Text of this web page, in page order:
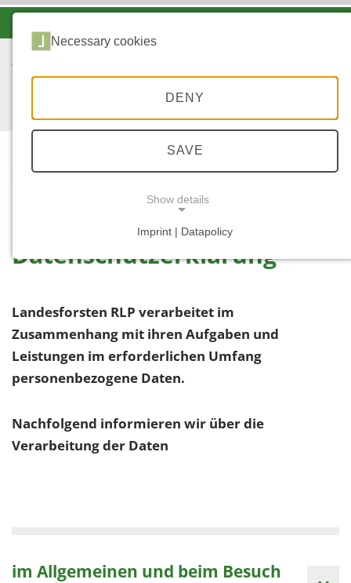
STARTSEITE
...
Datenschutzerklärung
Landesforsten RLP verarbeitet im
Zusammenhang mit ihren Aufgaben und
Leistungen im erforderlichen Umfang
personenbezogene Daten.
Nachfolgend informieren wir über die
Verarbeitung der Daten
im Allgemeinen und beim Besuch
Necessary cookies
DENY
SAVE
Show details
Imprint | Datapolicy